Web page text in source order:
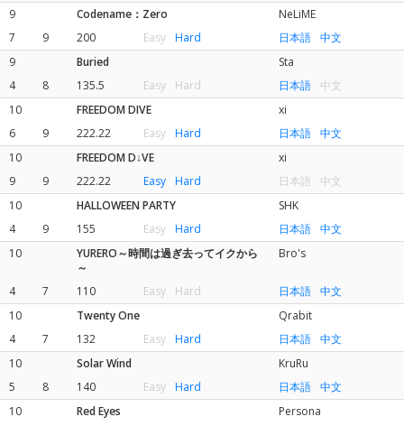
9 Codename：Zero
NeLiME
7
9 200 Easy Hard 日本語
中文
9
Buried
Sta
4
8 135.5 Easy Hard 日本語
中文
10
FREEDOM DIVE
xi
6
9 222.22 Easy Hard 日本語
中文
10
FREEDOM D↓VE
xi
9
9 222.22 Easy Hard 日本語
中文
10
HALLOWEEN PARTY
SHK
4
9 155 Easy Hard 日本語
中文
10
YURERO～時間は過ぎ去ってイクから
～
Bro's
4 7 110 Easy Hard 日本語
中文
10
Twenty One
Qrabit
4
7 132 Easy Hard 日本語
中文
10
Solar Wind
KruRu
5
8 140 Easy Hard 日本語
中文
10
Red Eyes
Persona